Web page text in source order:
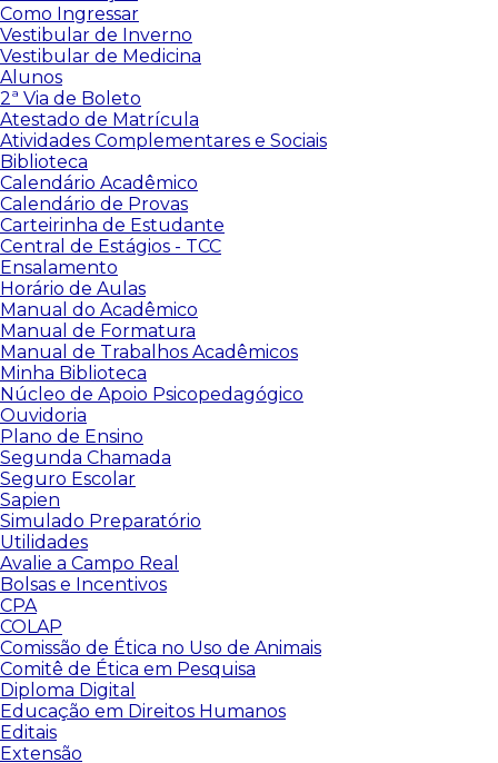
Como Ingressar
Vestibular de Inverno
Vestibular de Medicina
Alunos
2ª Via de Boleto
Atestado de Matrícula
Atividades Complementares e Sociais
Biblioteca
Calendário Acadêmico
Calendário de Provas
Carteirinha de Estudante
Central de Estágios - TCC
Ensalamento
Horário de Aulas
Manual do Acadêmico
Manual de Formatura
Manual de Trabalhos Acadêmicos
Minha Biblioteca
Núcleo de Apoio Psicopedagógico
Ouvidoria
Plano de Ensino
Segunda Chamada
Seguro Escolar
Sapien
Simulado Preparatório
Utilidades
Avalie a Campo Real
Bolsas e Incentivos
CPA
COLAP
Comissão de Ética no Uso de Animais
Comitê de Ética em Pesquisa
Diploma Digital
Educação em Direitos Humanos
Editais
Extensão